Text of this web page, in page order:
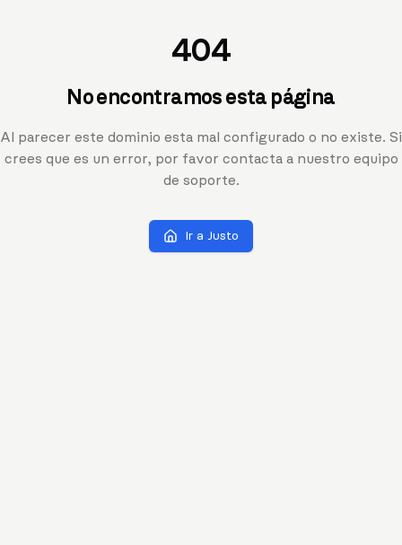
404
No encontramos esta página
Al parecer este dominio esta mal configurado o no existe. Si
crees que es un error, por favor contacta a nuestro equipo
de soporte.
Ir a Justo